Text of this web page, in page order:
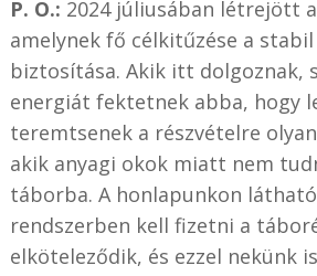
P. O.: 2024 júliusában létrejött a
amelynek fő célkitűzése a
biztosítása. Akik itt dolgoznak,
energiát fektetnek abba, hogy
teremtsenek a részvételre
akik anyagi okok miatt nem
táborba. A honlapunkon
rendszerben kell fizetni a
elköteleződik, és ezzel nekünk